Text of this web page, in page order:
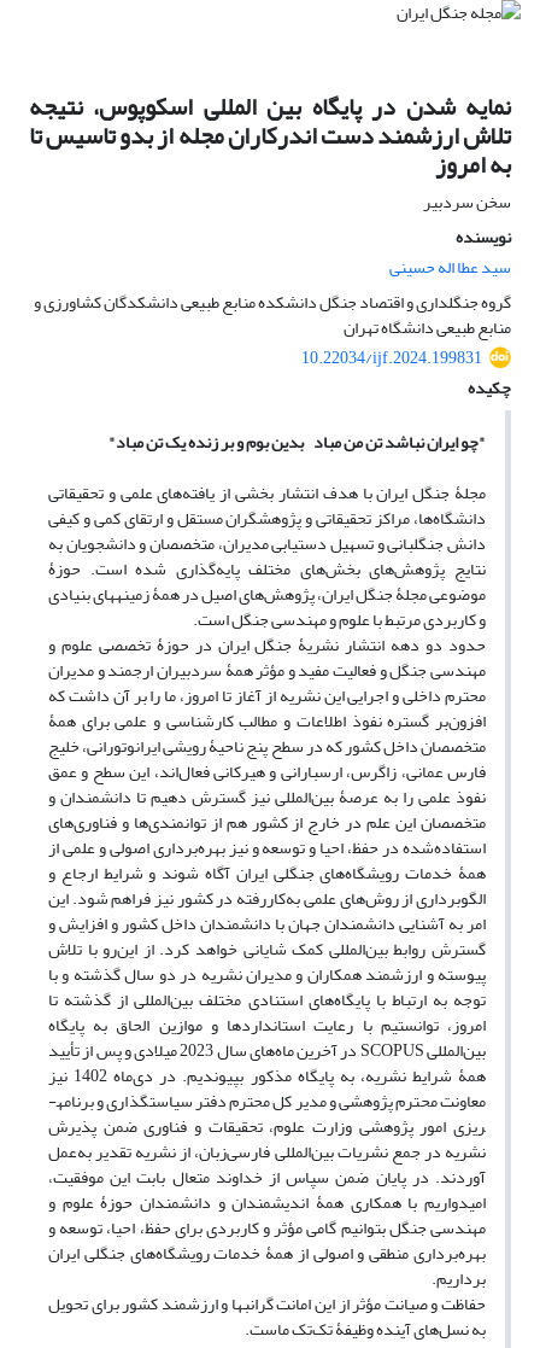
نمایه شدن در پایگاه بین المللی اسکوپوس، نتیجه
تلاش ارزشمند دست اندرکاران مجله از بدو تاسیس تا
به امروز
سخن سردبیر
نویسنده
سید عطا اله حسینی
گروه جنگلداری و اقتصاد جنگل دانشکده منابع طبیعی دانشکدگان کشاورزی و
منابع طبیعی دانشگاه تهران
10.22034/ijf.2024.199831
چکیده
"چو ایران نباشد تن من مباد بدین بوم و بر زنده یک تن مباد"
مجلۀ جنگل ایران با هدف انتشار بخشی از یافته‌های علمی و تحقیقاتی
دانشگاه‌ها، مراکز تحقیقاتی و پژوهشگران مستقل و ارتقای کمی و کیفی
دانش جنگلبانی و تسهیل دستیابی مدیران، متخصصان و دانشجویان به
نتایج پژوهش‌های بخش‌های مختلف پایه‌گذاری شده است. حوزۀ
موضوعی مجلۀ جنگل ایران، پژوهش‌های اصیل در همۀ زمینه­های بنیادی
و کاربردی مرتبط با علوم و مهندسی جنگل است.
حدود دو دهه انتشار نشریۀ جنگل ایران در حوزۀ تخصصی علوم و
مهندسی جنگل و فعالیت مفید و مؤثر همۀ سردبیران ارجمند و مدیران
محترم داخلی و اجرایی این نشریه از آغاز تا امروز، ما را بر آن داشت که
افزون‌بر گستره نفوذ اطلاعات و مطالب کارشناسی و علمی برای همۀ
متخصصان داخل کشور که در سطح پنج ناحیۀ رویشی ایران­وتورانی،‌ خلیج
فارس عمانی، زاگرس،‌ ارسبارانی و هیرکانی فعال‌اند، این سطح و عمق
نفوذ علمی را به عرصۀ بین‌المللی نیز گسترش دهیم تا دانشمندان و
متخصصان این علم در خارج از کشور هم از توانمندی‌ها و فناوری‌های
استفاده‌شده در حفظ، احیا و ‌توسعه و نیز بهره‌برداری اصولی و علمی از
همۀ خدمات رویشگاه‌های جنگلی ایران آگاه شوند و شرایط ارجاع و
الگوبرداری از روش‌های علمی به‌کاررفته در کشور نیز فراهم شود. این
امر به آشنایی دانشمندان جهان با دانشمندان داخل کشور و افزایش و
گسترش روابط بین‌المللی کمک شایانی خواهد کرد. از این‌رو با تلاش
پیوسته و ارزشمند همکاران و مدیران نشریه در دو سال گذشته و با
توجه به ارتباط با پایگاه‌های استنادی مختلف بین‌المللی از گذشته تا
امروز، توانستیم با رعایت استانداردها و موازین الحاق به پایگاه
بین‌المللی SCOPUS در آخرین ماه‌های سال 2023 میلادی و پس از تأیید
همۀ شرایط نشریه، به پایگاه مذکور بپیوندیم. در دی‌ماه 1402 نیز
معاونت محترم پژوهشی و مدیر کل محترم دفتر سیاستگذاری و برنامه­
ریزی امور پژوهشی وزارت علوم‌، تحقیقات و فناوری ضمن پذیرش
نشریه در جمع نشریات بین‌المللی فارسی‌زبان، از نشریه تقدیر به‌عمل
آوردند. در پایان ضمن سپاس از خداوند متعال بابت این موفقیت،
امیدواریم با همکاری همۀ اندیشمندان و دانشمندان حوزۀ علوم و
مهندسی جنگل بتوانیم گامی مؤثر و کاربردی برای حفظ، احیا، توسعه و
بهره‌برداری منطقی و اصولی از همۀ خدمات رویشگاه‌های جنگلی ایران
برداریم.
حفاظت و صیانت مؤثر از این امانت گرانبها و ارزشمند کشور برای تحویل
به نسل‌های آینده وظیفۀ تک‌تک ماست.